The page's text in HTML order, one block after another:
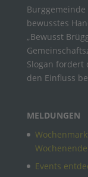
bewusstes
„Bewusst
Slogan fordert
den Einfluss
MELDUNGEN
Events